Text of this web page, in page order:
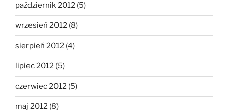
październik 2012 (5)
wrzesień 2012 (8)
sierpień 2012 (4)
lipiec 2012 (5)
czerwiec 2012 (5)
maj 2012 (8)